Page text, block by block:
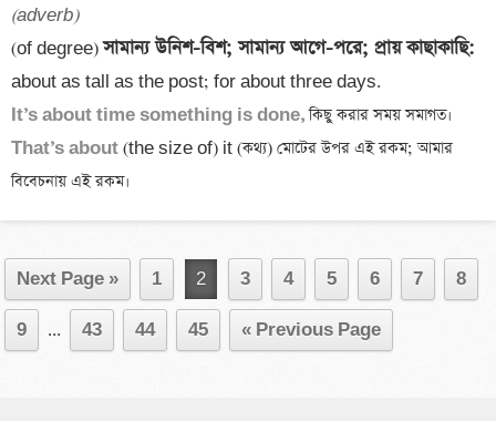
(adverb)
(of degree)
It’s about time something is done,
That’s about (the size of) it (কথ্য) মোটের উপর এই রকম; আমার
Next Page » 1 2 3 4 5 6 7 8
9 ... 43 44 45 « Previous Page